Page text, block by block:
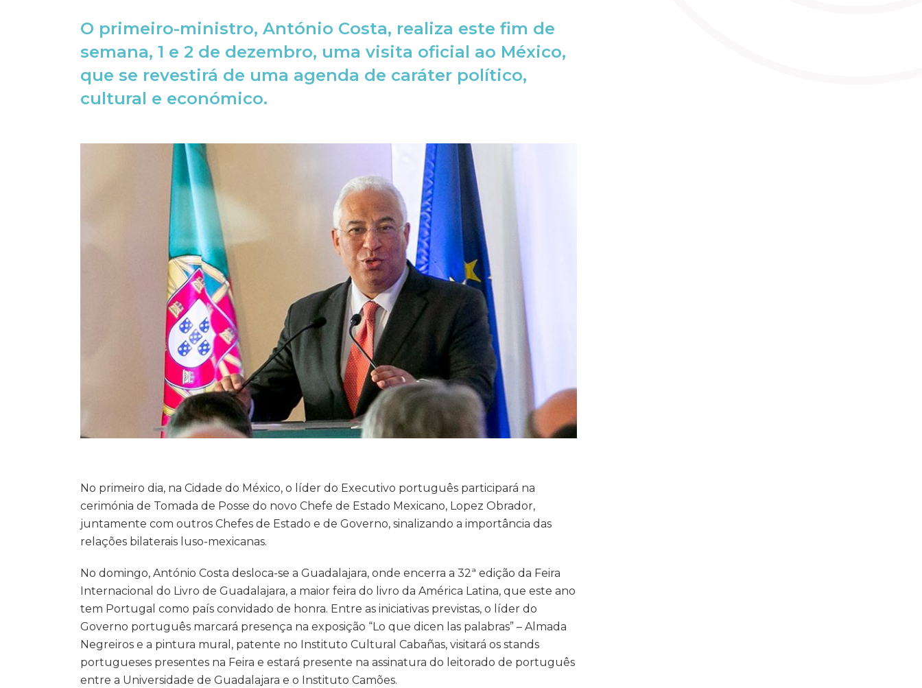
O primeiro-ministro, António Costa, realiza este fim de
semana, 1 e 2 de dezembro, uma visita oficial ao México,
que se revestirá de uma agenda de caráter político,
cultural e económico.
No primeiro dia, na Cidade do México, o líder do Executivo português participará na
cerimónia de Tomada de Posse do novo Chefe de Estado Mexicano, Lopez Obrador,
juntamente com outros Chefes de Estado e de Governo, sinalizando a importância das
relações bilaterais luso-mexicanas.
No domingo, António Costa desloca-se a Guadalajara, onde encerra a 32ª edição da Feira
Internacional do Livro de Guadalajara, a maior feira do livro da América Latina, que este ano
tem Portugal como país convidado de honra. Entre as iniciativas previstas, o líder do
Governo português marcará presença na exposição “Lo que dicen las palabras” – Almada
Negreiros e a pintura mural, patente no Instituto Cultural Cabañas, visitará os stands
portugueses presentes na Feira e estará presente na assinatura do leitorado de português
entre a Universidade de Guadalajara e o Instituto Camões.